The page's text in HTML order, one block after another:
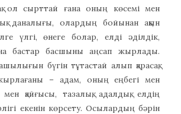
ол сырттай ғана оның көсемі мен
даналығы, олардың бойынан ақын
үлгі, өнеге болар, елді әділдік,
бастар басшыны аңсап жырлады.
бүгін тұтастай алып қарасақ,
– адам, оның еңбегі мен
қайғысы, тазалық, адалдық, елдің
екенін көрсету. Осылардың бәрін